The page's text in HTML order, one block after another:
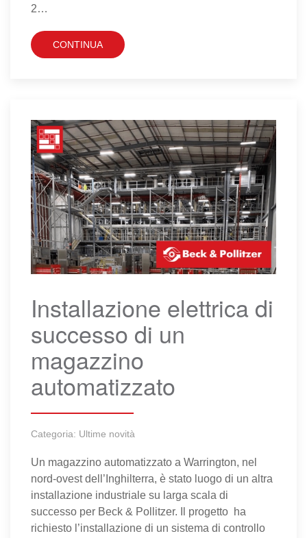
2…
CONTINUA
Installazione elettrica di
successo di un
magazzino
automatizzato
Categoria: Ultime novità
Un magazzino automatizzato a Warrington, nel
nord-ovest dell’Inghilterra, è stato luogo di un altra
installazione industriale su larga scala di
successo per Beck & Pollitzer. Il progetto ha
richiesto l’installazione di un sistema di controllo